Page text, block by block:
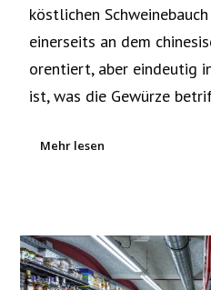
köstlichen
einerseits an dem
orentiert, aber eindeutig
ist, was die Gewürze
Mehr lesen